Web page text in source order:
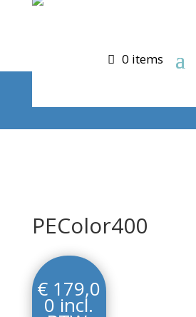
0 items
PEColor400
€ 179,0
0 incl.